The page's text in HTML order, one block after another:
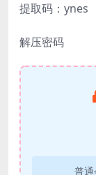
提取码：ynes
解压密码
普